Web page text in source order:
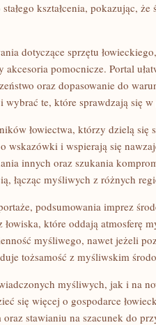
kształcenia, pokazując, że
dotyczące sprzętu
pomocnicze. Portal
oraz dopasowanie do
te, które sprawdzają się w
łowiectwa, którzy dzielą się
wskazówki i wspierają się
innych oraz szukania
łącząc myśliwych z różnych
podsumowania imprez
które oddają atmosferę
myśliwego, nawet jeżeli
tożsamość z myśliwskim
myśliwych, jak i na
się więcej o gospodarce
stawianiu na szacunek do